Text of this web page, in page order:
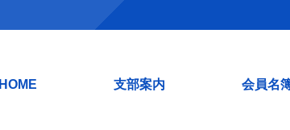
HOME 支部案内 会員名